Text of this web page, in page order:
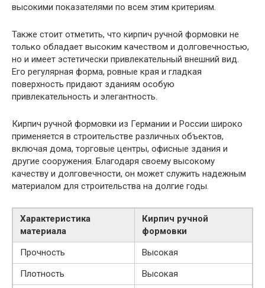
высокими показателями по всем этим критериям.
Также стоит отметить, что кирпич ручной формовки не
только обладает высоким качеством и долговечностью,
но и имеет эстетически привлекательный внешний вид.
Его регулярная форма, ровные края и гладкая
поверхность придают зданиям особую
привлекательность и элегантность.
Кирпич ручной формовки из Германии и России широко
применяется в строительстве различных объектов,
включая дома, торговые центры, офисные здания и
другие сооружения. Благодаря своему высокому
качеству и долговечности, он может служить надежным
материалом для строительства на долгие годы.
Характеристика
материала
Кирпич ручной
формовки
Прочность
Высокая
Плотность
Высокая